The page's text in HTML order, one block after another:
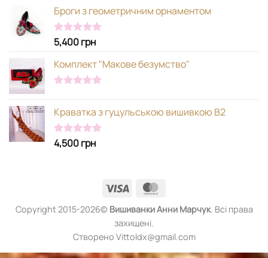
Броги з геометричним орнаментом
Оцінено в
з 5
5,400грн
Комплект "Макове безумство"
Краватка з гуцульською вишивкою В2
Оцінено в
з 5
4,500грн
Visa
Copyright 2015-2026© ВишиванкиАнни Марчук. Всі права
захищені.
Створено Vittoldx@gmail.com